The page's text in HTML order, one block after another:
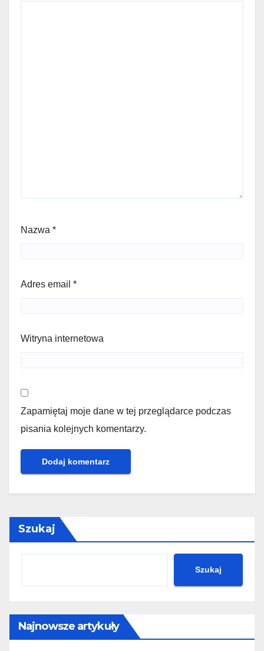
Nazwa *
Adres email *
Witryna internetowa
Zapamiętaj moje dane w tej przeglądarce podczas
pisania kolejnych komentarzy.
Szukaj
Szukaj
Najnowsze artykuły